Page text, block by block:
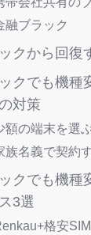
融ブラック
クから回復
クでも機種
対策
額の端末を選
族名義で契約
クでも機種
3選
格安SIM